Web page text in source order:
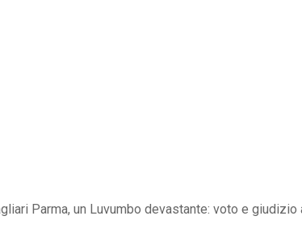
Parma, un Luvumbo devastante: voto e giudizio